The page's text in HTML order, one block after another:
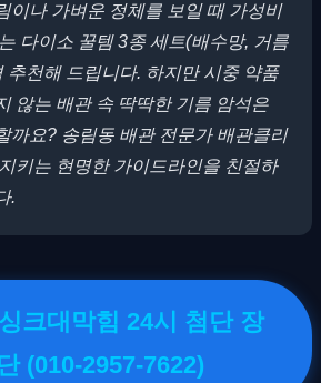
이나 가벼운 정체를 보일 때 가성비
다이소 꿀템 3종 세트(배수망, 거름
추천해 드립니다. 하지만 시중 약품
않는 배관 속 딱딱한 기름 암석은
까요? 송림동 배관 전문가 배관클리
키는 현명한 가이드라인을 친절하
.
크대막힘 24시 첨단 장
(010-2957-7622)